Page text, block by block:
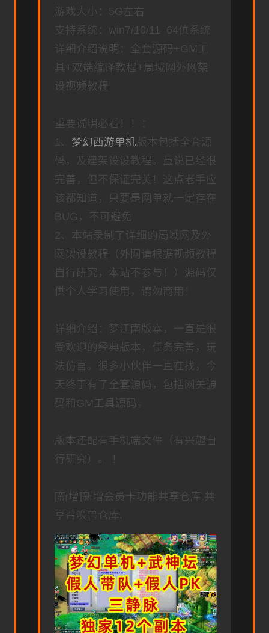
游戏大小：5G左右
支持系统：win7/10/11 64位系统
详细介绍说明：全套源码+GM工
具+双端编译教程+局域网外网架
设视频教程
重要说明必看！！：
1、 梦幻西游单机 版本包括全套源
码，及建架设设教程。虽说已经很
完善，但不保证完美！这点老手应
该都知道，只要是网单就一定存在
BUG，不可避免
2、本站录制了详细的局域网及外
网架设教程（外网请根据视频教程
自行研究，本站不参与！）源码仅
供个人学习使用，请勿商用！
详细介绍：梦江南版本，一直是很
受欢迎的经典版本，任务完善，玩
法仿官。很多小伙伴一直在找，今
天终于有了全套源码，包括网关源
码和GM工具源码。
版本还配有手机端文件（有兴趣自
行研究）。 ！
[新增]新增会员卡功能共享仓库.共
享召唤兽仓库.